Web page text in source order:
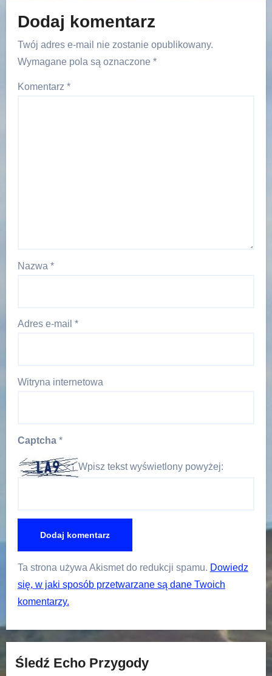
Dodaj komentarz
Twój adres e-mail nie zostanie opublikowany.
Wymagane pola są oznaczone *
Komentarz *
Nazwa *
Adres e-mail *
Witryna internetowa
Captcha *
Wpisz tekst wyświetlony powyżej:
Ta strona używa Akismet do redukcji spamu. Dowiedz
się, w jaki sposób przetwarzane są dane Twoich
komentarzy.
Śledź Echo Przygody